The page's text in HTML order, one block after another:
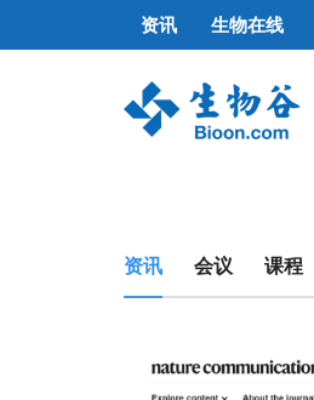
资讯 生物在线
资讯 会议 课程